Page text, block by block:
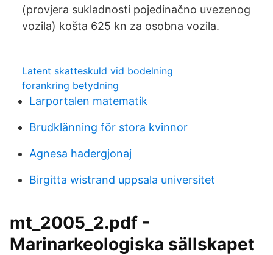
(provjera sukladnosti pojedinačno uvezenog
vozila) košta 625 kn za osobna vozila.
Latent skatteskuld vid bodelning
forankring betydning
Larportalen matematik
Brudklänning för stora kvinnor
Agnesa hadergjonaj
Birgitta wistrand uppsala universitet
mt_2005_2.pdf -
Marinarkeologiska sällskapet